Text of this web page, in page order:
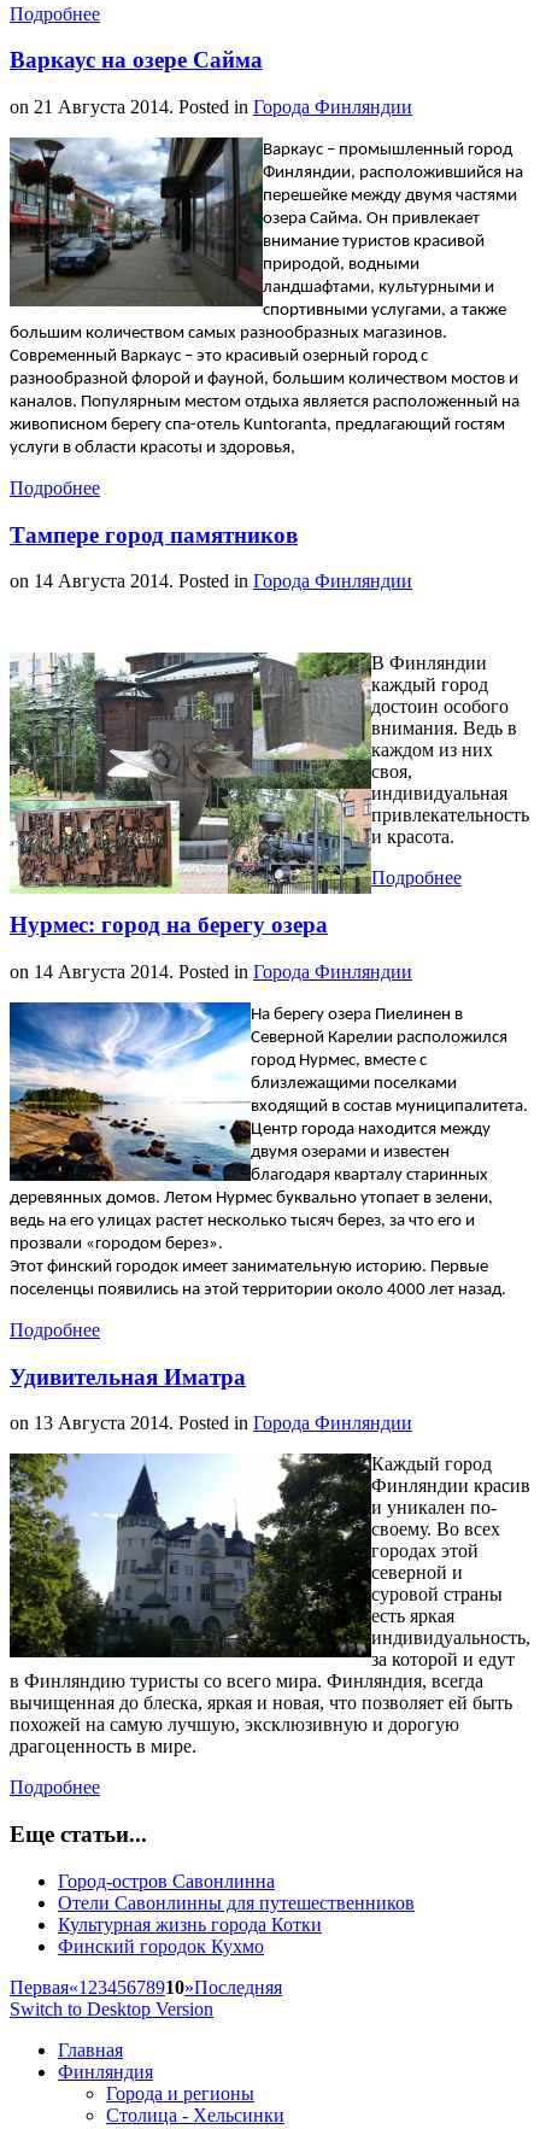
Подробнее
Варкаус на озере Сайма
on 21 Августа 2014. Posted in Города Финляндии
Варкаус – промышленный город
Финляндии, расположившийся на
перешейке между двумя частями
озера Сайма. Он привлекает
внимание туристов красивой
природой, водными
ландшафтами, культурными и
спортивными услугами, а также
большим количеством самых разнообразных магазинов.
Современный Варкаус – это красивый озерный город с
разнообразной флорой и фауной, большим количеством мостов и
каналов. Популярным местом отдыха является расположенный на
живописном берегу спа-отель Kuntoranta, предлагающий гостям
услуги в области красоты и здоровья,
Подробнее
Тампере город памятников
on 14 Августа 2014. Posted in Города Финляндии
В Финляндии
каждый город
достоин особого
внимания. Ведь в
каждом из них
своя,
индивидуальная
привлекательность
и красота.
Подробнее
Нурмес: город на берегу озера
on 14 Августа 2014. Posted in Города Финляндии
На берегу озера Пиелинен в
Северной Карелии расположился
город Нурмес, вместе с
близлежащими поселками
входящий в состав муниципалитета.
Центр города находится между
двумя озерами и известен
благодаря кварталу старинных
деревянных домов. Летом Нурмес буквально утопает в зелени,
ведь на его улицах растет несколько тысяч берез, за что его и
прозвали «городом берез».
Этот финский городок имеет занимательную историю. Первые
поселенцы появились на этой территории около 4000 лет назад.
Подробнее
Удивительная Иматра
on 13 Августа 2014. Posted in Города Финляндии
Каждый город
Финляндии красив
и уникален по-
своему. Во всех
городах этой
северной и
суровой страны
есть яркая
индивидуальность,
за которой и едут
в Финляндию туристы со всего мира. Финляндия, всегда
вычищенная до блеска, яркая и новая, что позволяет ей быть
похожей на самую лучшую, эксклюзивную и дорогую
драгоценность в мире.
Подробнее
Еще статьи...
Город-остров Савонлинна
Отели Савонлинны для путешественников
Культурная жизнь города Котки
Финский городок Кухмо
Первая«1 2345678910»Последняя
Switch to Desktop Version
Главная
Финляндия
Города и регионы
Столица - Хельсинки